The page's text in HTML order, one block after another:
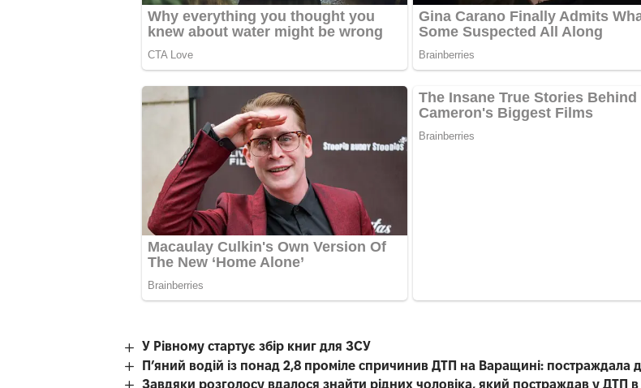
У Рівному стартує збір книг для ЗСУ
П’яний водій із понад 2,8 проміле спричинив ДТП на Варащині: постраждала
Завдяки розголосу вдалося знайти рідних чоловіка, який постраждав у ДТП в